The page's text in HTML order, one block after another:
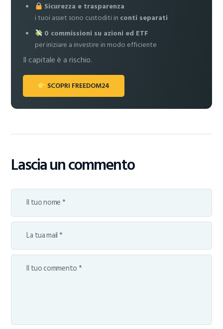
Sicurezza e trasparenza
i tuoi asset sono custoditi in conti separati
0 commissioni su azioni ed ETF
per iniziare a investire in modo efficiente
Il capitale è a rischio.
SCOPRI FREEDOM24
Lascia un commento